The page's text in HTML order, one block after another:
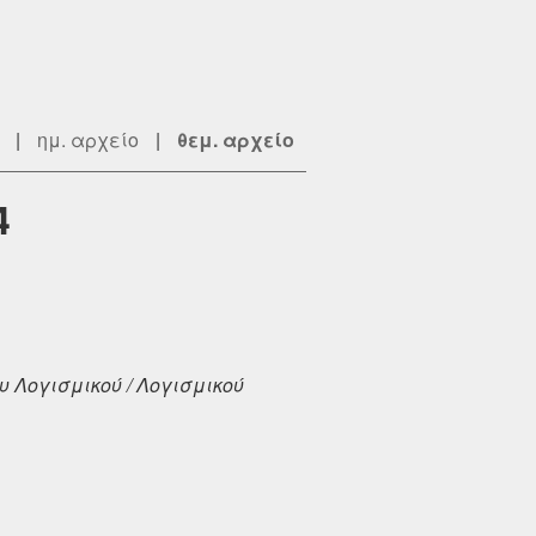
| ημ. αρχείο | θεμ. αρχείο
/ Λογισμικού